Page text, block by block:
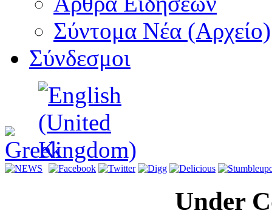
Σύντομα Νέα (Αρχείο)
Σύνδεσμοι
Under